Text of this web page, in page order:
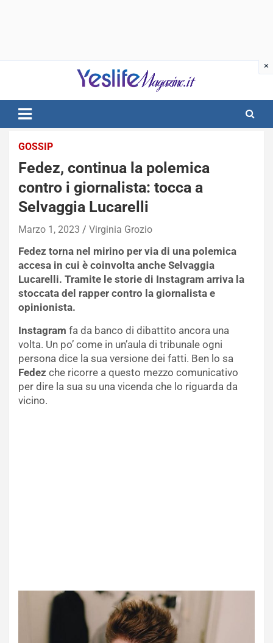
notizie di intrattenimento
GOSSIP
Fedez, continua la polemica
contro i giornalista: tocca a
Selvaggia Lucarelli
Marzo 1, 2023 Virginia Grozio
Fedez torna nel mirino per via di una polemica
accesa in cui è coinvolta anche Selvaggia
Lucarelli. Tramite le storie di Instagram arriva la
stoccata del rapper contro la giornalista e
opinionista.
Instagram fa da banco di dibattito ancora una
volta. Un po’ come in un’aula di tribunale ogni
persona dice la sua versione dei fatti. Ben lo sa
Fedez che ricorre a questo mezzo comunicativo
per dire la sua su una vicenda che lo riguarda da
vicino.